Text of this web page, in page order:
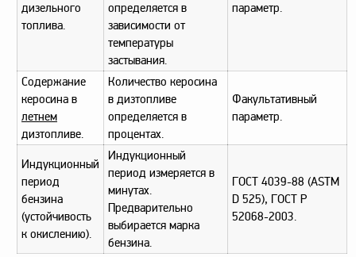
дизельного
топлива.
определяется в
зависимости от
температуры
застывания.
параметр.
Содержание
керосина в
летнем
дизтопливе.
Количество керосина
в дизтопливе
определяется в
процентах.
Факультативный
параметр.
Индукционный
период
бензина
(устойчивость
к окислению).
Индукционный
период измеряется в
минутах.
Предварительно
выбирается марка
бензина.
ГОСТ 4039-88 (ASTM
D 525), ГОСТ Р
52068-2003.